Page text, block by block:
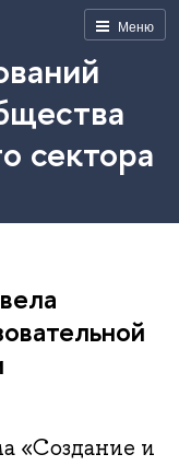
Меню
сектора
«Создание и